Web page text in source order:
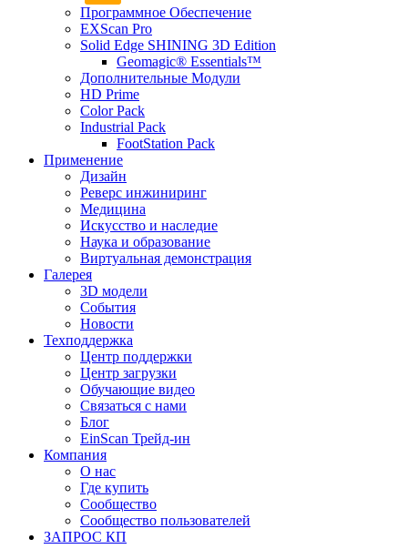
Программное Обеспечение
EXScan Pro
Solid Edge SHINING 3D Edition
Geomagic® Essentials™
Дополнительные Модули
HD Prime
Color Pack
Industrial Pack
FootStation Pack
Применение
Дизайн
Реверс инжиниринг
Медицина
Искусство и наследие
Наука и образование
Виртуальная демонстрация
Галерея
3D модели
События
Новости
Техподдержка
Центр поддержки
Центр загрузки
Обучающие видео
Связаться с нами
Блог
EinScan Трейд-ин
Компания
О нас
Где купить
Сообщество
Сообщество пользователей
ЗАПРОС КП